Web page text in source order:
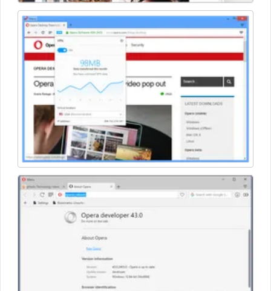
выполнена оптимизация кода, предусмотрена
упреждающая загрузка сайта, выделение ссылок и
экспорт закладок.